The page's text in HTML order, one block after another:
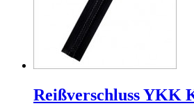
Reißverschluss YKK